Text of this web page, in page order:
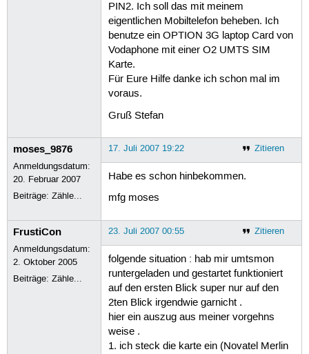
PIN2. Ich soll das mit meinem
eigentlichen Mobiltelefon beheben. Ich
benutze ein OPTION 3G laptop Card von
Vodaphone mit einer O2 UMTS SIM
Karte.
Für Eure Hilfe danke ich schon mal im
voraus.
Gruß Stefan
moses_9876
Anmeldungsdatum:
20. Februar 2007
Beiträge:Zähle...
Zitieren
17. Juli 2007 19:22
Habe es schon hinbekommen.
mfg moses
FrustiCon
Anmeldungsdatum:
2. Oktober 2005
Beiträge:Zähle...
Zitieren
23. Juli 2007 00:55
folgende situation : hab mir umtsmon
runtergeladen und gestartet funktioniert
auf den ersten Blick super nur auf den
2ten Blick irgendwie garnicht .
hier ein auszug aus meiner vorgehns
weise .
1. ich steck die karte ein (Novatel Merlin